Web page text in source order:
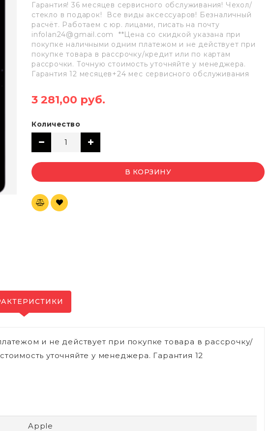
Гарантия! 36 месяцев сервисного обслуживания! Чехол/
стекло в подарок! Все виды аксессуаров! Безналичный
расчёт. Работаем с юр. лицами, писать на почту
infolan24@gmail.com **Цена со скидкой указана при
покупке наличными одним платежом и не действует при
покупке товара в рассрочку/кредит или по картам
рассрочки. Точную стоимость уточняйте у менеджера.
Гарантия 12 месяцев+24 мес сервисного обслуживания
3 281,00 руб.
Количество
В КОРЗИНУ
и не действует при покупке товара в рассрочку/
уточняйте у менеджера. Гарантия 12
Apple